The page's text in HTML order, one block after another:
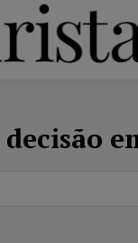
decisão